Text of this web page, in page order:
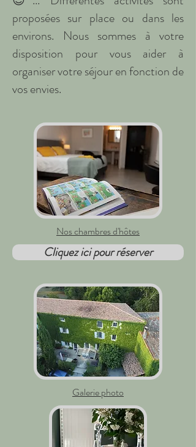
proposées sur place ou dans les
environs. Nous sommes à votre
disposition pour vous aider à
organiser votre séjour en fonction de
vos envies.
Nos chambres d'hôtes
Cliquez ici pour réserver
Galerie photo